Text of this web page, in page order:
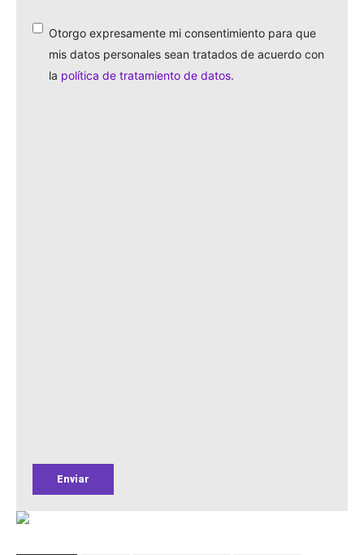
identificas?
*
Otorgo expresamente mi consentimiento para que
mis datos personales sean tratados de acuerdo con
la política de tratamiento de datos.